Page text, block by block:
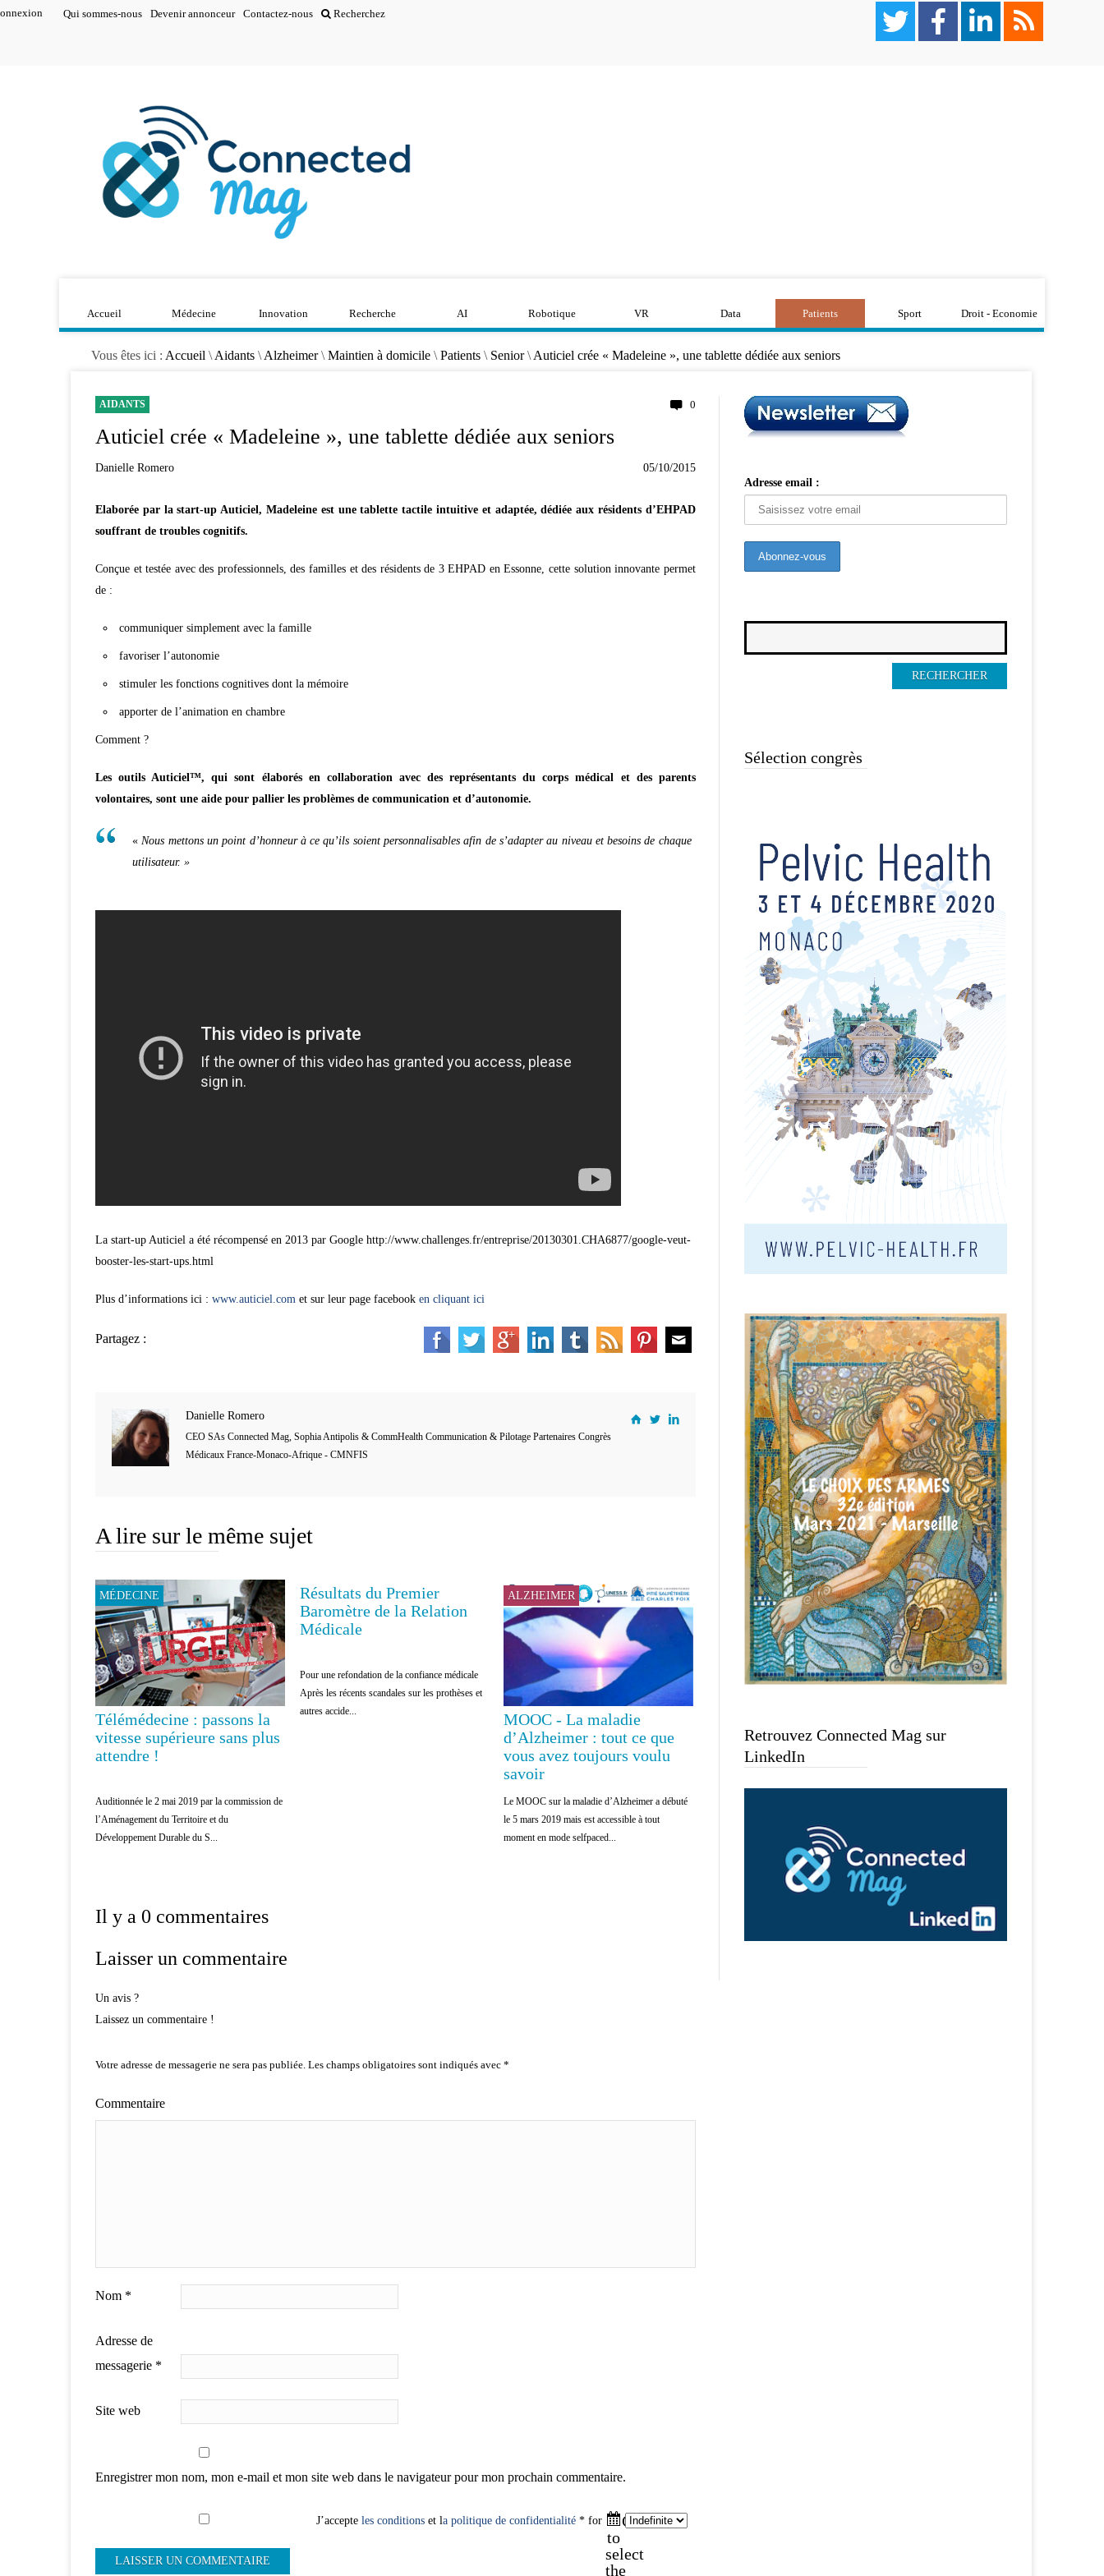
Qui sommes-nous Devenir annonceur Contactez-nous Recherchez
Accueil Médecine Innovation Recherche AI Robotique VR Data Patients Sport Droit - Economie
Vous êtes ici : Accueil \ Aidants \ Alzheimer\ Maintien à domicile \ Patients \ Senior\ Auticiel crée « Madeleine », une tablette dédiée aux seniors
AIDANTS 0
Auticiel crée « Madeleine », une tablette dédiée aux seniors
Danielle Romero 05/10/2015
Elaborée par la start-up Auticiel, Madeleine est une tablette tactile intuitive et adaptée, dédiée aux résidents d’EHPAD
souffrant de troubles cognitifs.
Conçue et testée avec des professionnels, des familles et des résidents de 3 EHPAD en Essonne, cette solution innovante permet
de :
communiquer simplement avec la famille
favoriser l’autonomie
stimuler les fonctions cognitives dont la mémoire
apporter de l’animation en chambre
Comment ?
Les outils Auticiel™, qui sont élaborés en collaboration avec des représentants du corps médical et des parents
volontaires, sont une aide pour pallier les problèmes de communication et d’autonomie.
« Nous mettons un point d’honneur à ce qu’ils soient personnalisables afin de s’adapter au niveau et besoins de chaque
utilisateur. »
La start-up Auticiel a été récompensé en 2013 par Google http://www.challenges.fr/entreprise/20130301.CHA6877/google-veut-
booster-les-start-ups.html
Plus d’informations ici : www.auticiel.com et sur leur page facebook en cliquant ici
Partagez :
Danielle Romero
CEO SAs Connected Mag, Sophia Antipolis & CommHealth Communication & Pilotage Partenaires Congrès
Médicaux France-Monaco-Afrique - CMNFIS
A lire sur le même sujet
MÉDECINE
Télémédecine : passons la
vitesse supérieure sans plus
attendre !
Auditionnée le 2 mai 2019 par la commission de
l’Aménagement du Territoire et du
Développement Durable du S...
PATIENTS
Résultats du Premier
Baromètre de la Relation
Médicale
Pour une refondation de la confiance médicale
Après les récents scandales sur les prothèses et
autres accide...
ALZHEIMER
MOOC - La maladie
d’Alzheimer : tout ce que
vous avez toujours voulu
savoir
Le MOOC sur la maladie d’Alzheimer a débuté
le 5 mars 2019 mais est accessible à tout
moment en mode selfpaced...
Il y a 0 commentaires
Laisser un commentaire
Un avis ?
Laissez un commentaire !
Votre adresse de messagerie ne sera pas publiée. Les champs obligatoires sont indiqués avec *
Commentaire
Nom *
Adresse de
messagerie *
Site web
Enregistrer mon nom, mon e-mail et mon site web dans le navigateur pour mon prochain commentaire.
J’accepte les conditions et la politique de confidentialité * for
Click
to
select
the
Adresse email :
Sélection congrès
Retrouvez Connected Mag sur
LinkedIn